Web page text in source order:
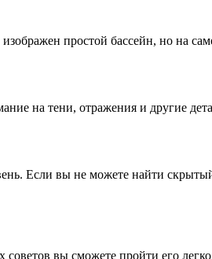
простой бассейн, но на
на тени, отражения и другие
Если вы не можете найти
вы сможете пройти его